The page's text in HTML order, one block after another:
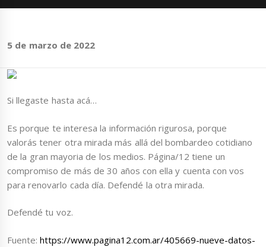
5 de marzo de 2022
Si llegaste hasta acá…
Es porque te interesa la información rigurosa, porque
valorás tener otra mirada más allá del bombardeo cotidiano
de la gran mayoria de los medios. Página/12 tiene un
compromiso de más de 30 años con ella y cuenta con vos
para renovarlo cada día. Defendé la otra mirada.
Defendé tu voz.
Fuente:https://www.pagina12.com.ar/405669-nueve-datos-